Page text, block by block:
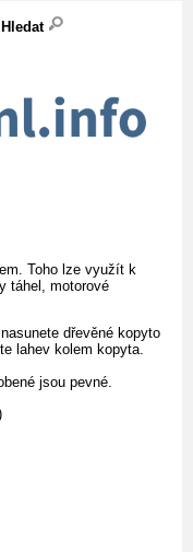
Hledat
Toho lze využít k
táhel, motorové
dřevěné kopyto
lahev kolem kopyta.
jsou pevné.